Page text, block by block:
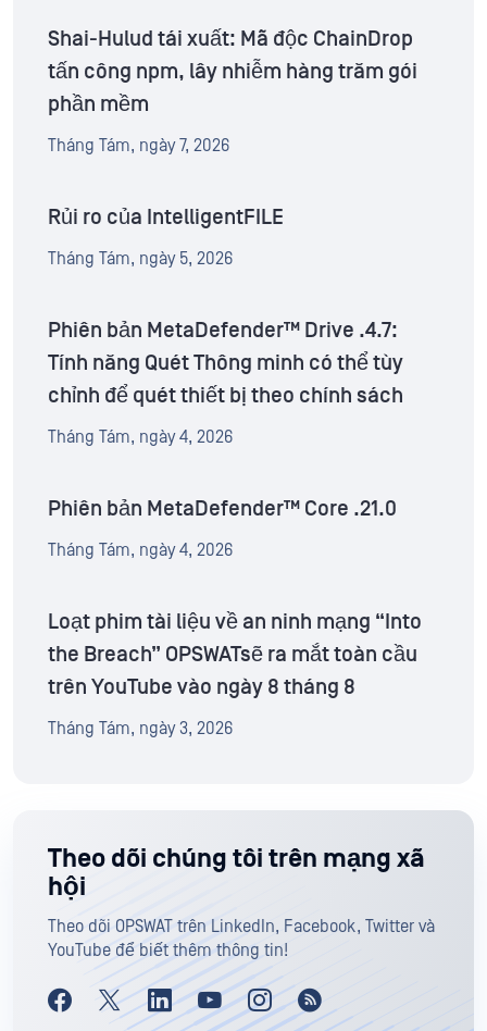
Shai-Hulud tái xuất: Mã độc ChainDrop
tấn công npm, lây nhiễm hàng trăm gói
phần mềm
Tháng Tám, ngày 7, 2026
Rủi ro của IntelligentFILE
Tháng Tám, ngày 5, 2026
Phiên bản MetaDefender™ Drive .4.7:
Tính năng Quét Thông minh có thể tùy
chỉnh để quét thiết bị theo chính sách
Tháng Tám, ngày 4, 2026
Phiên bản MetaDefender™ Core .21.0
Tháng Tám, ngày 4, 2026
Loạt phim tài liệu về an ninh mạng “Into
the Breach” OPSWATsẽ ra mắt toàn cầu
trên YouTube vào ngày 8 tháng 8
Tháng Tám, ngày 3, 2026
Theo dõi chúng tôi trên mạng xã
hội
Theo dõi OPSWAT trên LinkedIn, Facebook, Twitter và
YouTube để biết thêm thông tin!